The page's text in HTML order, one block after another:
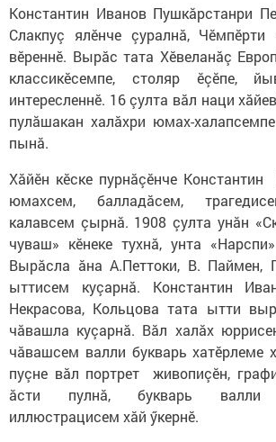
Константин Иванов Пушкăрстанри
Слакпуç ялӗнче çуралнă,
вӗреннӗ. Вырăс тата Хӗвеланăç
классикӗсемпе, столяр ӗçӗпе,
интересленнӗ. 16 çулта вăл наци
пулăшакан халăхри юмах-
пынă.
Хăйӗн кӗске пурнăçӗнче
юмахсем, балладăсем,
калавсем çырнă. 1908 çулта унăн
чуваш» кӗнеке тухнă, унта
Вырăсла ăна А.Петтоки, В. Паймен,
ыттисем куçарнă. Константин
Некрасова, Кольцова тата ытти
чăвашла куçарнă. Вăл халăх
чăвашсем валли букварь хатӗрлеме
пуçне вăл портрет живопиçӗн,
ăсти пулнă, букварь валли
иллюстрацисем хăй ӳкернӗ.